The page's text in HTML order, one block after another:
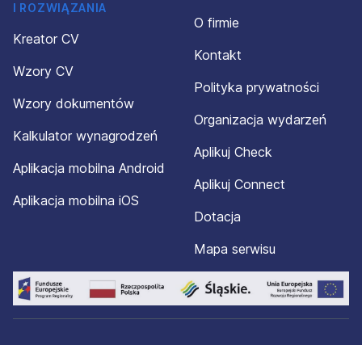
I ROZWIĄZANIA
Kreator CV
Wzory CV
Wzory dokumentów
Kalkulator wynagrodzeń
Aplikacja mobilna Android
Aplikacja mobilna iOS
O firmie
Kontakt
Polityka prywatności
Organizacja wydarzeń
Aplikuj Check
Aplikuj Connect
Dotacja
Mapa serwisu